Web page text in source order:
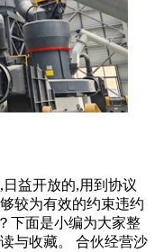
益开放的,用到协议
较为有效的约束违约
下面是小编为大家整
与收藏。 合伙经营沙